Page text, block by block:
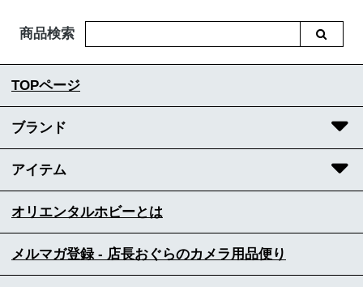
商品検索
TOPページ
ブランド
アイテム
オリエンタルホビーとは
メルマガ登録 - 店長おぐらのカメラ用品便り